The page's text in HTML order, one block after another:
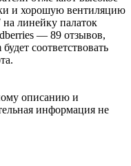
и хорошую вентиляцию
линейку палаток
— 89 отзывов,
соответствовать
описанию и
информация не